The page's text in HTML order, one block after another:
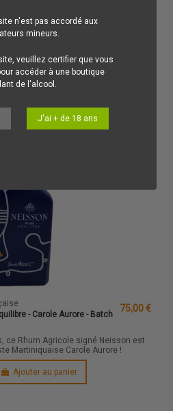
n'est pas accordé aux
mineurs.
veuillez certifier que vous
accéder à une boutique
de l'alcool.
J'ai + de 18 ans
Ajouter au panier
- Carole Aurore - Batch
75,00 €
ce Rhum Agricole signé Neisson est
Martiniquaise Carole Aurore !
Ajouter au panier